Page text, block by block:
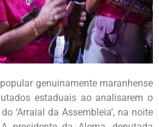
genuinamente maranhense
estaduais ao analisarem o
‘Arraial da Assembleia’, na noite